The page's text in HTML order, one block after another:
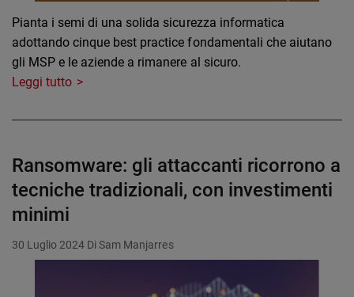
Pianta i semi di una solida sicurezza informatica
adottando cinque best practice fondamentali che aiutano
gli MSP e le aziende a rimanere al sicuro.
Leggi tutto
Ransomware: gli attaccanti ricorrono a
tecniche tradizionali, con investimenti
minimi
30 Luglio 2024 Di Sam Manjarres